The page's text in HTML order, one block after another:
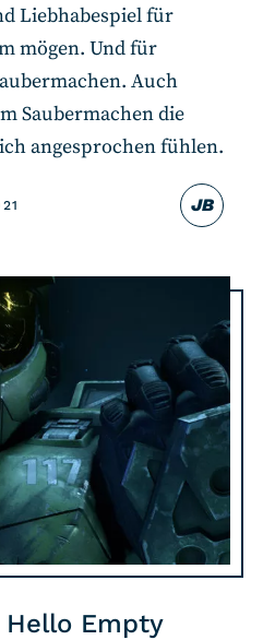
JB
Liebhabespiel für
mögen. Und für
Auch
Saubermachen die
angesprochen fühlen.
Empty